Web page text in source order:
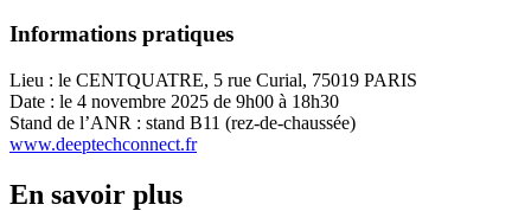
Informations pratiques
Lieu : le CENTQUATRE, 5 rue Curial, 75019 PARIS
Date : le 4 novembre 2025 de 9h00 à 18h30
Stand de l’ANR : stand B11 (rez-de-chaussée)
www.deeptechconnect.fr
En savoir plus